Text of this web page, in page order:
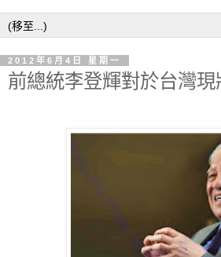
2012年6月4日 星期一
前總統李登輝對於台灣